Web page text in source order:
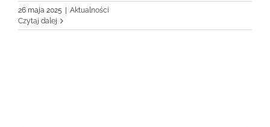
26 maja 2025
Aktualności
Czytaj dalej